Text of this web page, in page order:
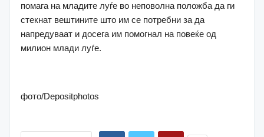
помага на младите луѓе во неповолна положба да ги
стекнат вештините што им се потребни за да
напредуваат и досега им помогнал на повеќе од
милион млади луѓе.
фото/Depositphotos